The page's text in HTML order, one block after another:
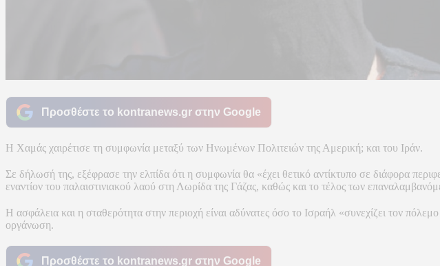
Προσθέστε το kontranews.gr στην Google
Η Χαμάς χαιρέτισε τη συμφωνία μεταξύ των Ηνωμένων Πολιτειών της Αμερική; και του Ιράν.
Σε δήλωσή της, εξέφρασε την ελπίδα ότι η συμφωνία θα «έχει θετικό αντίκτυπο σε διάφορα
εναντίον του παλαιστινιακού λαού στη Λωρίδα της Γάζας, καθώς και το τέλος των
Η ασφάλεια και η σταθερότητα στην περιοχή είναι αδύνατες όσο το Ισραήλ «συνεχίζει τον
οργάνωση.
Προσθέστε το kontranews.gr στην Google